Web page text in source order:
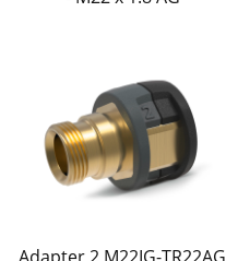
Adapter 2 M22IG-TR22AG